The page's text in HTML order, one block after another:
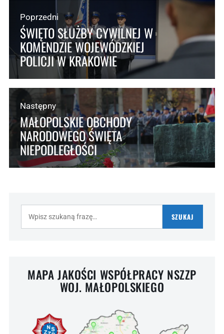
Poprzedni
ŚWIĘTO SŁUŻBY CYWILNEJ W
KOMENDZIE WOJEWÓDZKIEJ
POLICJI W KRAKOWIE
Następny
MAŁOPOLSKIE OBCHODY
NARODOWEGO ŚWIĘTA
NIEPODLEGŁOŚCI
SZUKAJ
MAPA JAKOŚCI WSPÓŁPRACY NSZZP
WOJ. MAŁOPOLSKIEGO